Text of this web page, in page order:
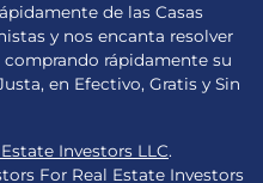
de las Casas
y nos encanta resolver
rápidamente su
en Efectivo, Gratis y Sin
Investors LLC.
For Real Estate Investors